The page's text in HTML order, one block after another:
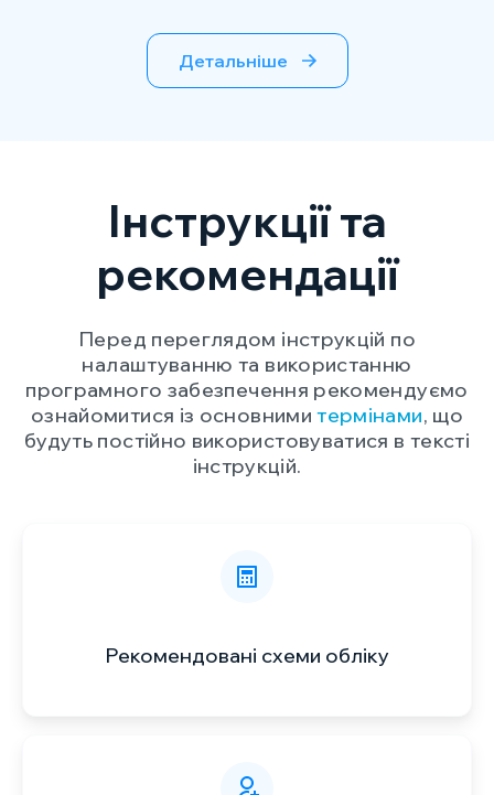
Детальніше
Інструкції та
рекомендації
Перед переглядом інструкцій по
налаштуванню та використанню
програмного забезпечення рекомендуємо
ознайомитися із основнимитермінами, що
будуть постійно використовуватися в тексті
інструкцій.
Рекомендовані схеми обліку